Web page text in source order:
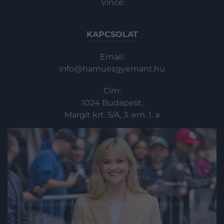
Vince
KAPCSOLAT
Email:
info@hamuesgyemant.hu
Cím:
1024 Budapest,
Margit krt. 5/A, 3. em. 1. a
© 2025 All rights reserved.
Powered by HG Media.
moderálási szabályzat adatvédelmi szabályzat ászf